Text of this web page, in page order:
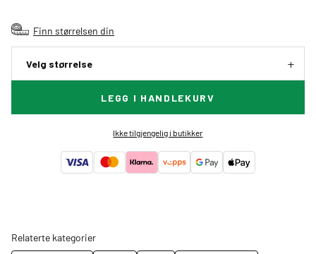
Finn størrelsen din
Velg størrelse
LEGG I HANDLEKURV
Ikke tilgjengelig i butikker
Relaterte kategorier